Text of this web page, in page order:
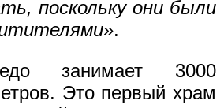
поскольку они были
».
занимает 3000
Это первый храм